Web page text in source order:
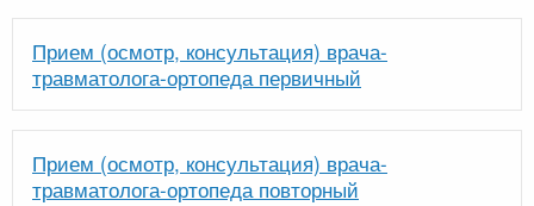
Прием (осмотр, консультация) врача-
травматолога-ортопеда первичный
Прием (осмотр, консультация) врача-
травматолога-ортопеда повторный